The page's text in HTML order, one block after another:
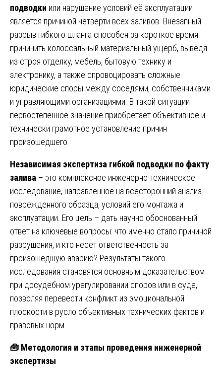
подводки или нарушение условий её эксплуатации
является причиной четверти всех заливов. Внезапный
разрыв гибкого шланга способен за короткое время
причинить колоссальный материальный ущерб, выведя
из строя отделку, мебель, бытовую технику и
электронику, а также спровоцировать сложные
юридические споры между соседями, собственниками
и управляющими организациями. В такой ситуации
первостепенное значение приобретает объективное и
технически грамотное установление причин
произошедшего.
Независимая экспертиза гибкой подводки по факту
залива – это комплексное инженерно-техническое
исследование, направленное на всесторонний анализ
поврежденного образца, условий его монтажа и
эксплуатации. Его цель – дать научно обоснованный
ответ на ключевые вопросы: что именно стало причиной
разрушения, и кто несет ответственность за
произошедшую аварию? Результаты такого
исследования становятся основным доказательством
при досудебном урегулировании споров или в суде,
позволяя перевести конфликт из эмоциональной
плоскости в русло объективных технических фактов и
правовых норм.
🧰 Методология и этапы проведения инженерной
экспертизы